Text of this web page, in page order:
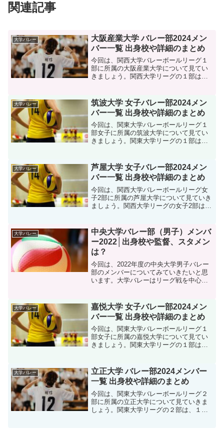
関連記事
大学バレー
大阪産業大学 バレー部2024メン
バー一覧 出身校や詳細のまとめ
今回は、関西大学バレーボールリーグ１
部に所属の大阪産業大学について見てい
きましょう。関西大学リーグの１部は、
阪産業大学の活躍に期待していきたいで
すね。そんな、大阪産業大...
大学バレー
筑波大学 女子バレー部2024メン
バー一覧 出身校や詳細のまとめ
今回は、関東大学バレーボールリーグ１
部女子に所属の筑波大学について見てい
きましょう。関東大学リーグの１部は国
期待していきたいですね。そんな、筑波
大学女子バレー部の202...
大学バレー
芦屋大学 女子バレー部2024メン
バー一覧 出身校や詳細のまとめ
今回は、関西大学バレーボールリーグ女
子2部に所属の芦屋大学について見ていき
ましょう。関西大学リーグの女子2部は、
も芦屋大学の活躍に期待していきたいで
すね。そんな、芦屋大...
大学バレー
中央大学バレー部（男子）メンバ
ー2022│出身校や監督、スタメン
は？
今回は、2022年度の中央大学男子バレー
部のメンバーについてみていきたいと思
います。大学バレーはリーグ戦を中心と
インターハイで活躍した選手が大学でど
のようなプレーを見せ...
大学バレー
嘉悦大学 女子バレー部2024メン
バー一覧 出身校や詳細のまとめ
今回は、関東大学バレーボールリーグ１
部女子に所属の嘉悦大学について見てい
きましょう。関東大学リーグの１部は国
期待していきたいですね。そんな、嘉悦
大学女子バレー部の202...
大学バレー
立正大学 バレー部2024メンバー
一覧 出身校や詳細のまとめ
今回は、関東大学バレーボールリーグ２
部に所属の立正大学について見ていきま
しょう。関東大学リーグの２部は、１部